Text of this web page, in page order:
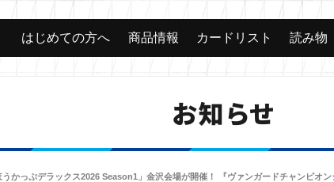
はじめての方へ 商品情報 カードリスト 読み物
お知らせ
かっぷデラックス2026 Season1」金沢会場が開催！ 『ヴァンガードチャンピオ